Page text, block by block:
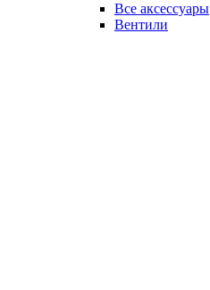
Все аксессуары
Вентили